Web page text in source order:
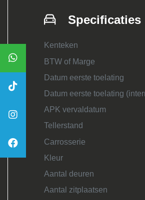
Specificaties
Kenteken
BTW of Marge
Datum eerste toelating
Datum eerste toelating
APK vervaldatum
Tellerstand
Carrosserie
Kleur
Aantal deuren
Aantal zitplaatsen